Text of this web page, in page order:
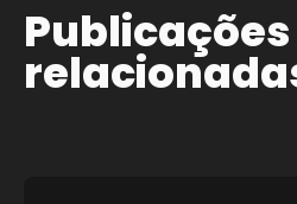
Publicações